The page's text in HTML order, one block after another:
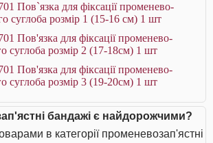
Пов`язка для фіксації променево-
суглоба розмір 1 (15-16 см) 1 шт
Пов'язка для фіксації променево-
суглоба розмір 2 (17-18см) 1 шт
Пов'язка для фіксації променево-
суглоба розмір 3 (19-20см) 1 шт
бандажі є найдорожчими?
в категорії променевозап'ястні